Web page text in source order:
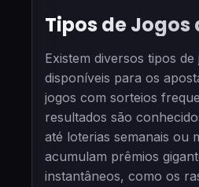
Tipos de Jogos
Existem diversos tipos
disponíveis para os
jogos com sorteios
resultados são
até loterias semanais ou
acumulam prêmios
instantâneos, como os